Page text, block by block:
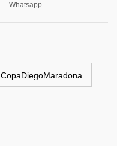
Whatsapp
CopaDiegoMaradona